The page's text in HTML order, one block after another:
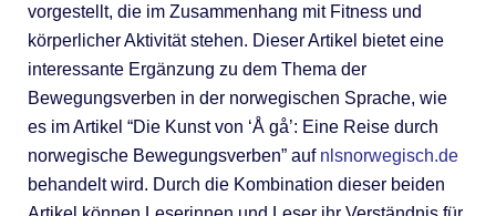
vorgestellt, die im Zusammenhang mit Fitness und
körperlicher Aktivität stehen. Dieser Artikel bietet eine
interessante Ergänzung zu dem Thema der
Bewegungsverben in der norwegischen Sprache, wie
es im Artikel “Die Kunst von ‘Å gå’: Eine Reise durch
norwegische Bewegungsverben” auf nlsnorwegisch.de
behandelt wird. Durch die Kombination dieser beiden